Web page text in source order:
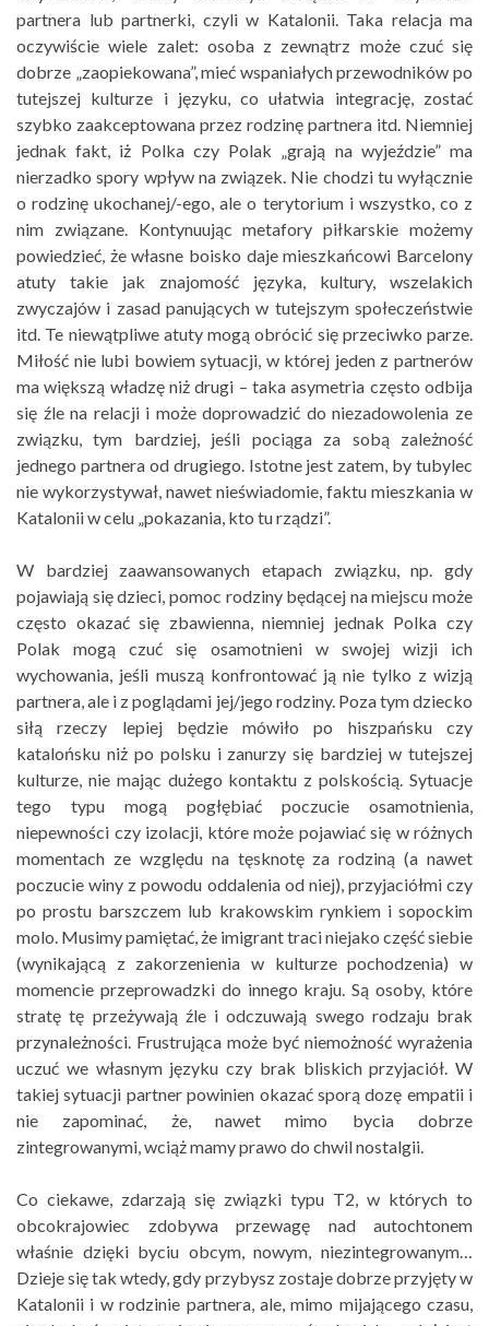
partnera lub partnerki, czyli w Katalonii. Taka relacja ma
oczywiście wiele zalet: osoba z zewnątrz może czuć się
dobrze „zaopiekowana”, mieć wspaniałych przewodników po
tutejszej kulturze i języku, co ułatwia integrację, zostać
szybko zaakceptowana przez rodzinę partnera itd. Niemniej
jednak fakt, iż Polka czy Polak „grają na wyjeździe” ma
nierzadko spory wpływ na związek. Nie chodzi tu wyłącznie
o rodzinę ukochanej/-ego, ale o terytorium i wszystko, co z
nim związane. Kontynuując metafory piłkarskie możemy
powiedzieć, że własne boisko daje mieszkańcowi Barcelony
atuty takie jak znajomość języka, kultury, wszelakich
zwyczajów i zasad panujących w tutejszym społeczeństwie
itd. Te niewątpliwe atuty mogą obrócić się przeciwko parze.
Miłość nie lubi bowiem sytuacji, w której jeden z partnerów
ma większą władzę niż drugi – taka asymetria często odbija
się źle na relacji i może doprowadzić do niezadowolenia ze
związku, tym bardziej, jeśli pociąga za sobą zależność
jednego partnera od drugiego. Istotne jest zatem, by tubylec
nie wykorzystywał, nawet nieświadomie, faktu mieszkania w
Katalonii w celu „pokazania, kto tu rządzi”.
W bardziej zaawansowanych etapach związku, np. gdy
pojawiają się dzieci, pomoc rodziny będącej na miejscu może
często okazać się zbawienna, niemniej jednak Polka czy
Polak mogą czuć się osamotnieni w swojej wizji ich
wychowania, jeśli muszą konfrontować ją nie tylko z wizją
partnera, ale i z poglądami jej/jego rodziny. Poza tym dziecko
siłą rzeczy lepiej będzie mówiło po hiszpańsku czy
katalońsku niż po polsku i zanurzy się bardziej w tutejszej
kulturze, nie mając dużego kontaktu z polskością. Sytuacje
tego typu mogą pogłębiać poczucie osamotnienia,
niepewności czy izolacji, które może pojawiać się w różnych
momentach ze względu na tęsknotę za rodziną (a nawet
poczucie winy z powodu oddalenia od niej), przyjaciółmi czy
po prostu barszczem lub krakowskim rynkiem i sopockim
molo. Musimy pamiętać, że imigrant traci niejako część siebie
(wynikającą z zakorzenienia w kulturze pochodzenia) w
momencie przeprowadzki do innego kraju. Są osoby, które
stratę tę przeżywają źle i odczuwają swego rodzaju brak
przynależności. Frustrująca może być niemożność wyrażenia
uczuć we własnym języku czy brak bliskich przyjaciół. W
takiej sytuacji partner powinien okazać sporą dozę empatii i
nie zapominać, że, nawet mimo bycia dobrze
zintegrowanymi, wciąż mamy prawo do chwil nostalgii.
Co ciekawe, zdarzają się związki typu T2, w których to
obcokrajowiec zdobywa przewagę nad autochtonem
właśnie dzięki byciu obcym, nowym, niezintegrowanym…
Dzieje się tak wtedy, gdy przybysz zostaje dobrze przyjęty w
Katalonii i w rodzinie partnera, ale, mimo mijającego czasu,